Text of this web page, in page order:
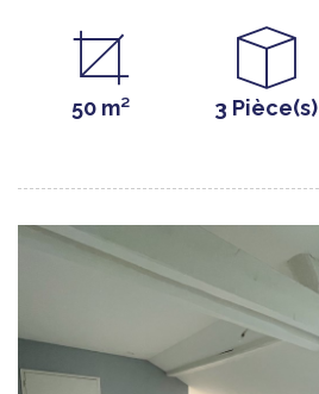
50 m² 3 Pièce(s)